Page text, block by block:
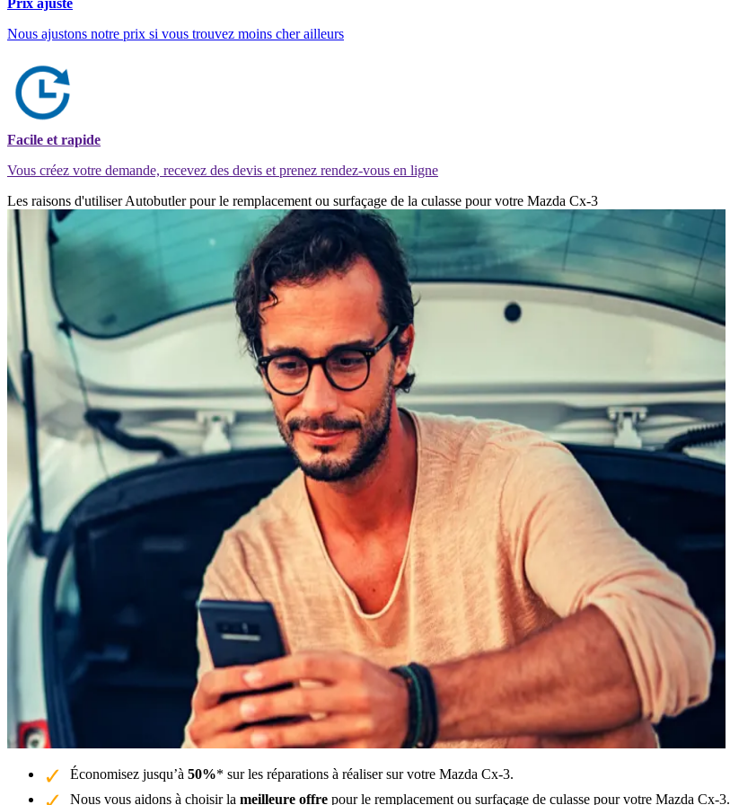
Nous ajustons notre prix si vous trouvez moins cher ailleurs
Facile et rapide
Vous créez votre demande, recevez des devis et prenez rendez-vous en ligne
Les raisons d'utiliser Autobutler pour le remplacement ou surfaçage de la culasse pour votre Mazda Cx-3
Économisez jusqu’à 50%* sur les réparations à réaliser sur votre Mazda Cx-3.
Nous vous aidons à choisir la meilleure offre pour le remplacement ou surfaçage de culasse pour votre Mazda Cx-3.